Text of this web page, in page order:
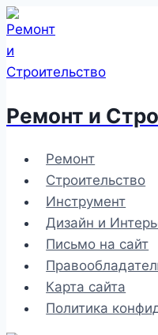
Перейти
к
содержимому
Ремонт и
Ремонт
Строительство
Инструмент
Дизайн и
Письмо на сайт
Карта сайта
Политика